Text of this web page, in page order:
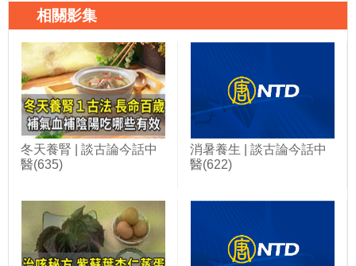
相關影集
冬天養腎 | 談古論今話中
醫(635)
消暑養生 | 談古論今話中
醫(622)